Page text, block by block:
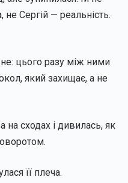
Сергій — реальність.
цього разу між ними
який захищає, а не
на сходах і дивилась, як
її плеча.